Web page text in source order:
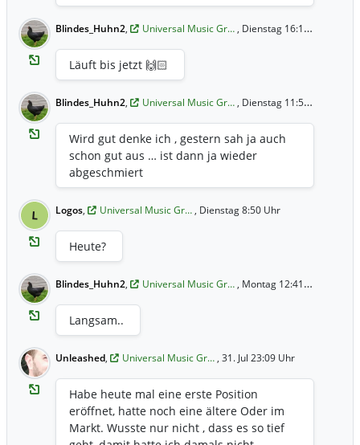
Blindes_Huhn2, Universal Music Gr… , Dienstag 16:13 Uhr
Läuft bis jetzt 🙌🏻
Blindes_Huhn2, Universal Music Gr… , Dienstag 11:52 Uhr
Wird gut denke ich , gestern sah ja auch
schon gut aus … ist dann ja wieder
abgeschmiert
L Logos, Universal Music Gr… , Dienstag 8:50 Uhr
Heute?
Blindes_Huhn2, Universal Music Gr… , Montag 12:41 Uhr
Langsam..
Unleashed, Universal Music Gr… , 31. Jul 23:09 Uhr
Habe heute mal eine erste Position
eröffnet, hatte noch eine ältere Oder im
Markt. Wusste nur nicht , dass es so tief